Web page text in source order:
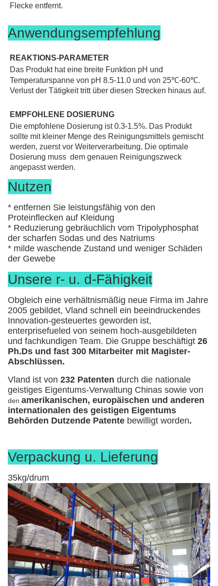
Flecke entfernt.
Anwendungsempfehlung
REAKTIONS-PARAMETER
Das Produkt hat eine breite Funktion pH und
Temperaturspanne von pH 8.5-11.0 und von 25℃-60℃.
Verlust der Tätigkeit tritt über diesen Strecken hinaus auf.
EMPFOHLENE DOSIERUNG
Die empfohlene Dosierung ist 0.3-1.5%. Das Produkt
sollte mit kleiner Menge des Reinigungsmittels gemischt
werden, zuerst vor Weiterverarbeitung. Die optimale
Dosierung muss  dem genauen Reinigungszweck
angepasst werden.
Nutzen
* entfernen Sie leistungsfähig von den
Proteinflecken auf Kleidung
* Reduzierung gebräuchlich vom Tripolyphosphat
der scharfen Sodas und des Natriums
* milde waschende Zustand und weniger Schäden
der Gewebe
Unsere r- u. d-Fähigkeit
Obgleich eine verhältnismäßig neue Firma im Jahre
2005 gebildet, Vland schnell ein beeindruckendes
Innovation-gesteuertes geworden ist,
enterprisefueled von seinem hoch-ausgebildeten
und fachkundigen Team. Die Gruppe beschäftigt 26
Ph.Ds und fast 300 Mitarbeiter mit Magister-
Abschlüssen.
Vland ist von 232 Patenten durch die nationale
geistiges Eigentums-Verwaltung Chinas sowie von
den amerikanischen, europäischen und anderen
internationalen des geistigen Eigentums
Behörden Dutzende Patente bewilligt worden.
Verpackung u. Lieferung
35kg/drum